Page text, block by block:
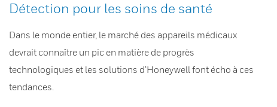
Détection pour les soins de santé
Dans le monde entier, le marché des appareils médicaux
devrait connaître un pic en matière de progrès
technologiques et les solutions d’Honeywell font écho à ces
tendances.